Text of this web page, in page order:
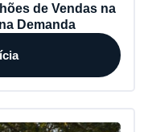
de Vendas na
Demanda